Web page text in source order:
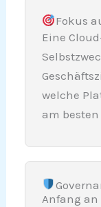
Fokus
Eine
welche
am
Anfang an